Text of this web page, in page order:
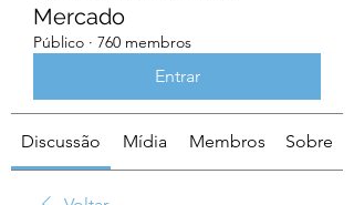
Mercado
Público · 760 membros
Entrar
Discussão Mídia Membros Sobre